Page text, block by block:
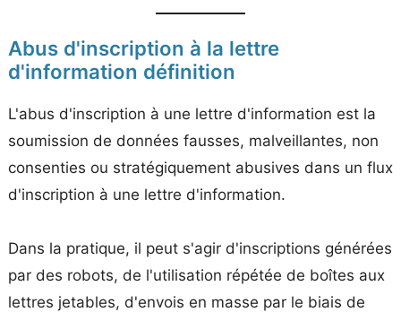
Abus d'inscription à la lettre
d'information définition
L'abus d'inscription à une lettre d'information est la
soumission de données fausses, malveillantes, non
consenties ou stratégiquement abusives dans un flux
d'inscription à une lettre d'information.
Dans la pratique, il peut s'agir d'inscriptions générées
par des robots, de l'utilisation répétée de boîtes aux
lettres jetables, d'envois en masse par le biais de